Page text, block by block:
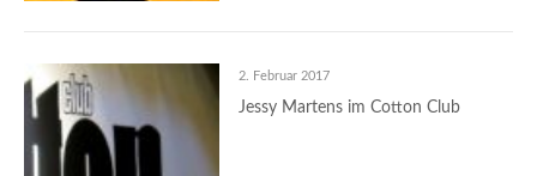
2. Februar 2017
Jessy Martens im Cotton Club